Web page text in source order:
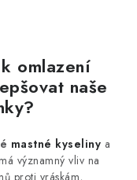
omlazení
naše
mastné kyseliny a
významný vliv na
proti vráskám,